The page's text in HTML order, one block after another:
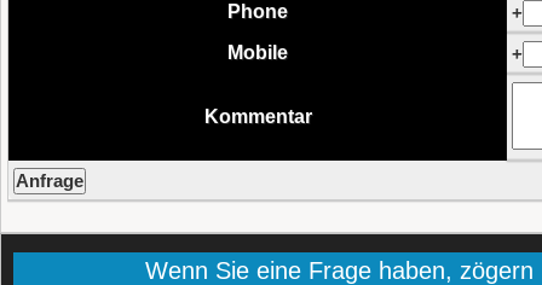
Phone
+
Mobile
+
Kommentar
Wenn Sie eine Frage haben,